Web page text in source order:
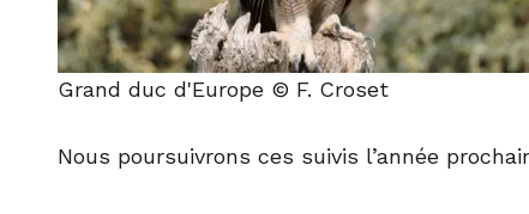
Grand duc d'Europe © F. Croset
Nous poursuivrons ces suivis l’année